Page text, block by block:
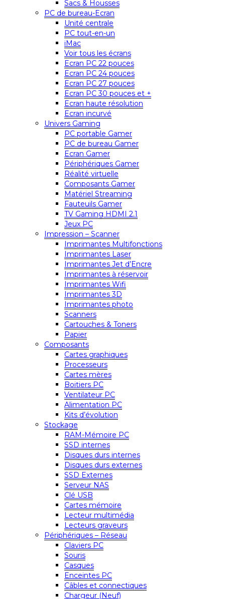
Sacs & Housses
PC de bureau-Ecran
Unité centrale
PC tout-en-un
iMac
Voir tous les écrans
Ecran PC 22 pouces
Ecran PC 24 pouces
Ecran PC 27 pouces
Ecran PC 30 pouces et +
Ecran haute résolution
Ecran incurvé
Univers Gaming
PC portable Gamer
PC de bureau Gamer
Ecran Gamer
Périphériques Gamer
Réalité virtuelle
Composants Gamer
Matériel Streaming
Fauteuils Gamer
TV Gaming HDMI 2.1
Jeux PC
Impression – Scanner
Imprimantes Multifonctions
Imprimantes Laser
Imprimantes Jet d’Encre
Imprimantes à réservoir
Imprimantes Wifi
Imprimantes 3D
Imprimantes photo
Scanners
Cartouches & Toners
Papier
Composants
Cartes graphiques
Processeurs
Cartes mères
Boitiers PC
Ventilateur PC
Alimentation PC
Kits d’évolution
Stockage
RAM-Mémoire PC
SSD internes
Disques durs internes
Disques durs externes
SSD Externes
Serveur NAS
Clé USB
Cartes mémoire
Lecteur multimédia
Lecteurs graveurs
Périphériques – Réseau
Claviers PC
Souris
Casques
Enceintes PC
Câbles et connectiques
Chargeur (Neuf)